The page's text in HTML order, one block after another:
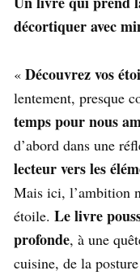
décortiquer avec
« Découvrez vos
lentement, presque
temps pour nous
d’abord dans une
lecteur vers les
Mais ici, l’ambition
étoile. Le livre
profonde, à une
cuisine, de la